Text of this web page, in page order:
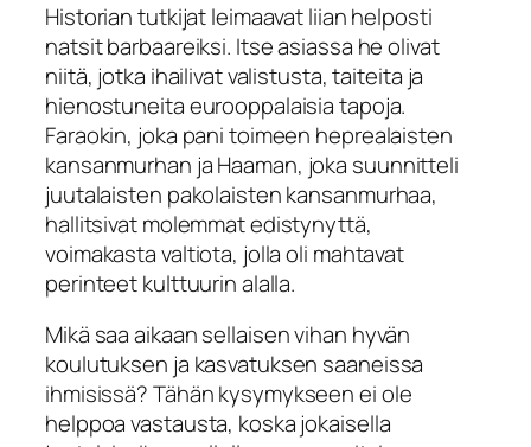
Historian tutkijat leimaavat liian helposti
natsit barbaareiksi. Itse asiassa he olivat
niitä, jotka ihailivat valistusta, taiteita ja
hienostuneita eurooppalaisia tapoja.
Faraokin, joka pani toimeen heprealaisten
kansanmurhan ja Haaman, joka suunnitteli
juutalaisten pakolaisten kansanmurhaa,
hallitsivat molemmat edistynyttä,
voimakasta valtiota, jolla oli mahtavat
perinteet kulttuurin alalla.
Mikä saa aikaan sellaisen vihan hyvän
koulutuksen ja kasvatuksen saaneissa
ihmisissä? Tähän kysymykseen ei ole
helppoa vastausta, koska jokaisella